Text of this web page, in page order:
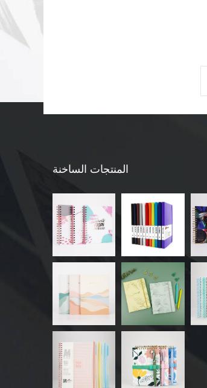
المنتجات الساخنة